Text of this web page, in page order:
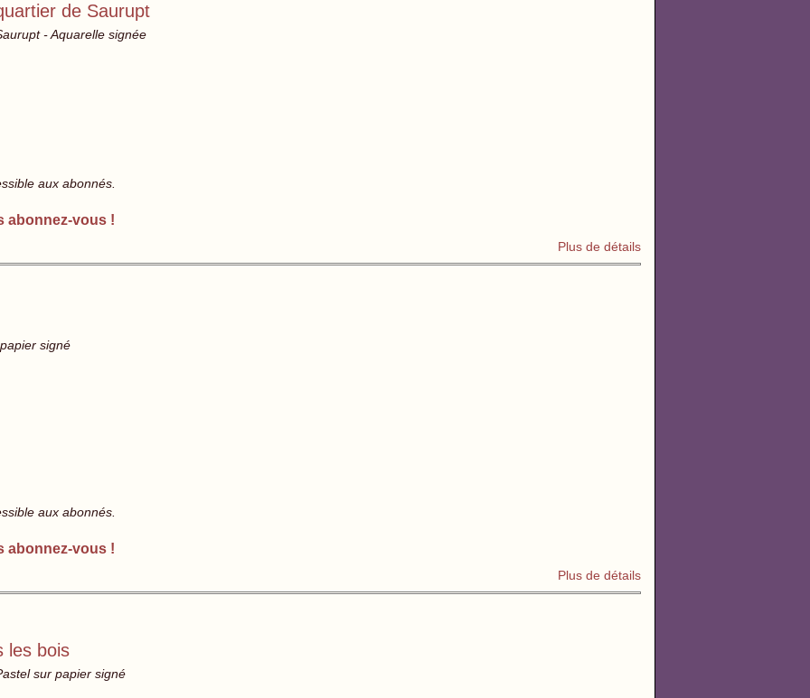
de Saurupt
- Aquarelle signée
aux abonnés.
abonnez-vous !
Plus de détails
signé
aux abonnés.
abonnez-vous !
Plus de détails
les bois
sur papier signé